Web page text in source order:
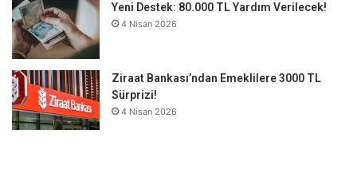
Yeni Destek: 80.000 TL Yardım Verilecek!
4 Nisan 2026
Ziraat Bankası’ndan Emeklilere 3000 TL
Sürprizi!
4 Nisan 2026